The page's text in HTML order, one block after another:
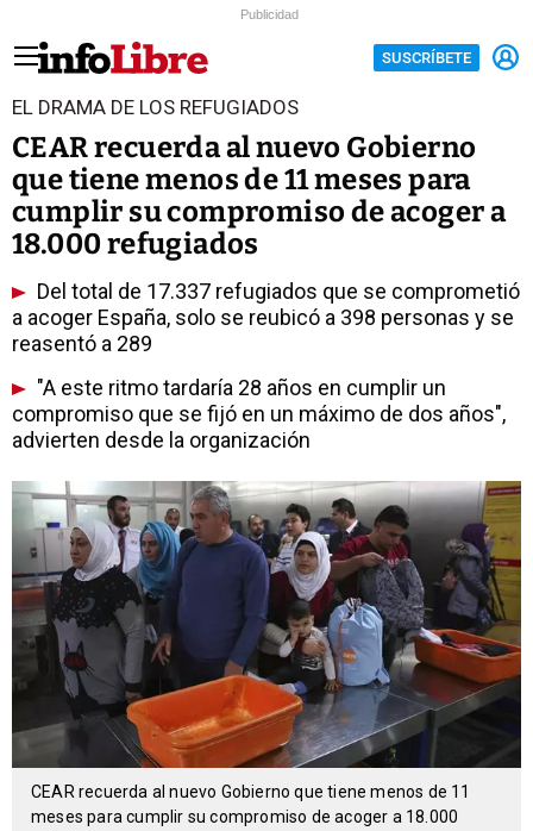
Publicidad
SUSCRÍBETE
EL DRAMA DE LOS REFUGIADOS
CEAR recuerda al nuevo Gobierno
que tiene menos de 11 meses para
cumplir su compromiso de acoger a
18.000 refugiados
Del total de 17.337 refugiados que se comprometió
a acoger España, solo se reubicó a 398 personas y se
reasentó a 289
"A este ritmo tardaría 28 años en cumplir un
compromiso que se fijó en un máximo de dos años",
advierten desde la organización
CEAR recuerda al nuevo Gobierno que tiene menos de 11
meses para cumplir su compromiso de acoger a 18.000